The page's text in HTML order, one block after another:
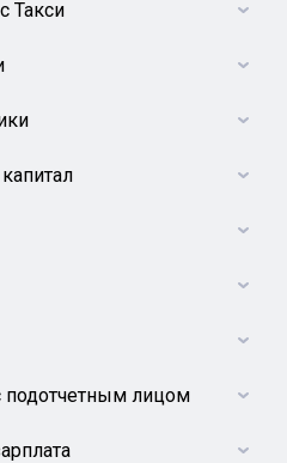
Такси
подотчетным лицом